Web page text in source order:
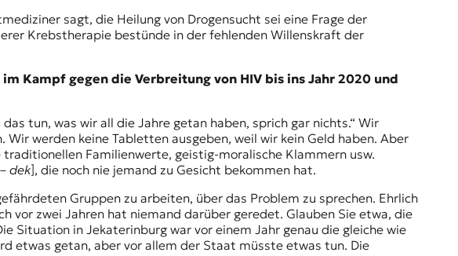
sagt, die Heilung von Drogensucht sei eine Frage der
Krebstherapie bestünde in der fehlenden Willenskraft der
im Kampf gegen die Verbreitung von HIV bis ins Jahr 2020 und
tun, was wir all die Jahre getan haben, sprich gar nichts.“ Wir
werden keine Tabletten ausgeben, weil wir kein Geld haben. Aber
Familienwerte, geistig-moralische Klammern usw.
dek], die noch nie jemand zu Gesicht bekommen hat.
Gruppen zu arbeiten, über das Problem zu sprechen. Ehrlich
vor zwei Jahren hat niemand darüber geredet. Glauben Sie etwa, die
Situation in Jekaterinburg war vor einem Jahr genau die gleiche wie
etwas getan, aber vor allem der Staat müsste etwas tun. Die